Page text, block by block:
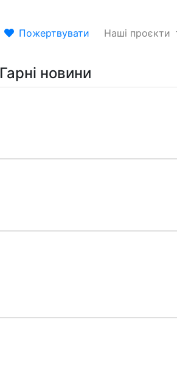
Пожертвувати Наші проєкти
Гарні новини